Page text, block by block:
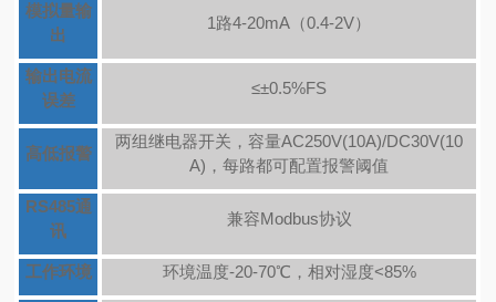
模拟量输
出
1路4-20mA（0.4-2V）
输出电流
误差
≤±0.5%FS
高低报警
两组继电器开关，容量AC250V(10A)/DC30V(10
A)，每路都可配置报警阈值
RS485通
讯
兼容Modbus协议
工作环境 环境温度-20-70℃，相对湿度<85%